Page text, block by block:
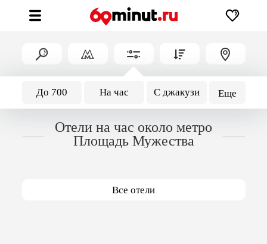
До 700 На час С джакузи Еще
Отели на час около метро
Площадь Мужества
Все отели